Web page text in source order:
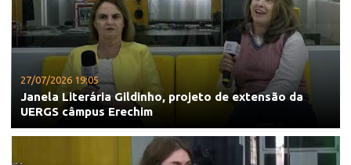
27/07/2026 19:05
Janela Literária Gildinho, projeto de extensão da
UERGS câmpus Erechim